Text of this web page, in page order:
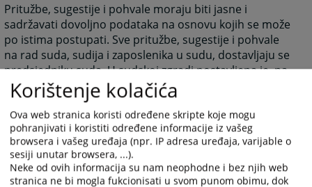
Pritužbe, sugestije i pohvale moraju biti jasne i
sadržavati dovoljno podataka na osnovu kojih se može
po istima postupati. Sve pritužbe, sugestije i pohvale
na rad suda, sudija i zaposlenika u sudu, dostavljaju se
predsjedniku suda. U sudskoj zgradi postavljena je, na
vidnom mjestu, kutija za pritužbe, sugestije i pohvale.
Predsjednik suda postupa po pritužbama protiv suda i
zaposlenika u sudu.
Pritužbe na rad sudija i predsjednika suda, predsjednik
suda će bez odlaganja dostaviti Visokom sudskom i
tužilačkom savjetu Bosne i Hercegovine na daljnji
nadležni postupak.
Korištenje kolačića
Ova web stranica koristi određene skripte koje mogu
pohranjivati i koristiti određene informacije iz vašeg
browsera i vašeg uređaja (npr. IP adresa uređaja, varijable o
sesiji unutar browsera, ...).
Neke od ovih informacija su nam neophodne i bez njih web
stranica ne bi mogla fukcionisati u svom punom obimu, dok